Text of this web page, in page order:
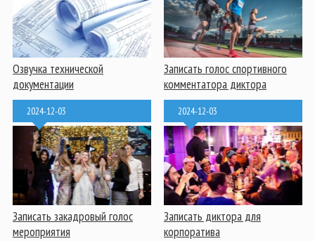
Озвучка технической
документации
Записать голос спортивного
комментатора диктора
2024-12-03
Записать закадровый голос
мероприятия
2024-12-03
Записать диктора для
корпоратива